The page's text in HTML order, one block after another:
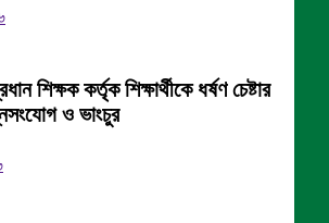
শিক্ষক কর্তৃক শিক্ষার্থীকে ধর্ষণ চেষ্টার
ও ভাংচুর